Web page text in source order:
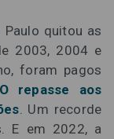
quitou as
2003, 2004 e
foram pagos
O repasse aos
. Um recorde
E em 2022, a